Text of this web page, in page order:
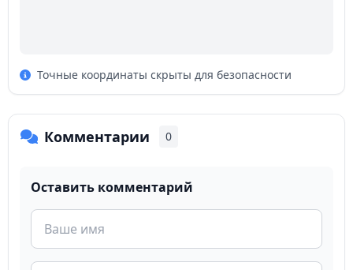
Точные координаты скрыты для безопасности
Комментарии 0
Оставить комментарий